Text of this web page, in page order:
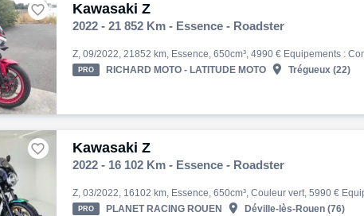
Kawasaki Z

2022 - 21 852 Km - Essence - Roadster
PRO RICHARD MOTO - LATITUDE MOTO  Trégueux (22)
Kawasaki Z

2022 - 16 102 Km - Essence - Roadster
PRO PLANET RACING ROUEN  Déville-lès-Rouen (76)